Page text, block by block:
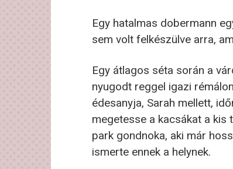
Egy hatalmas dobermann
sem volt felkészülve arra,
Egy átlagos séta során a
nyugodt reggel igazi
édesanyja, Sarah mellett,
megetesse a kacsákat a
park gondnoka, aki már
ismerte ennek a helynek.